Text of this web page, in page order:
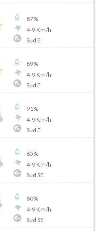
87%
4-9Km/h
Sud E
89%
4-9Km/h
Sud E
91%
4-9Km/h
Sud E
85%
4-9Km/h
Sud SE
80%
4-9Km/h
Sud SE